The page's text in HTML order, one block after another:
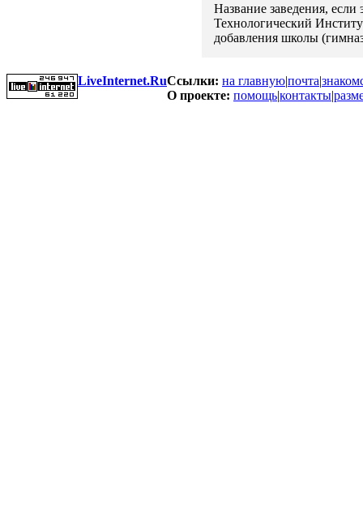
Название заведения,
Технологический
добавления школы
LiveInternet.RuСсылки: на главную|почта|
О проекте: помощь|контакты|